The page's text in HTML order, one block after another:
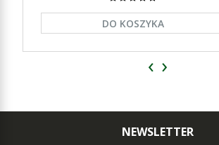
DO KOSZYKA
‹ ›
NEWSLETTER